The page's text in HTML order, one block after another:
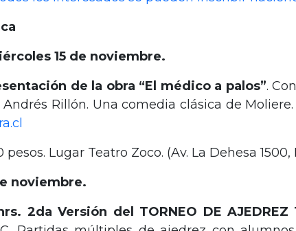
15 de noviembre.
de la obra “El médico a palos”.
Rillón. Una comedia clásica de
Lugar Teatro Zoco. (Av. La Dehesa 1500,
noviembre.
2da Versión del TORNEO DE AJEDREZ